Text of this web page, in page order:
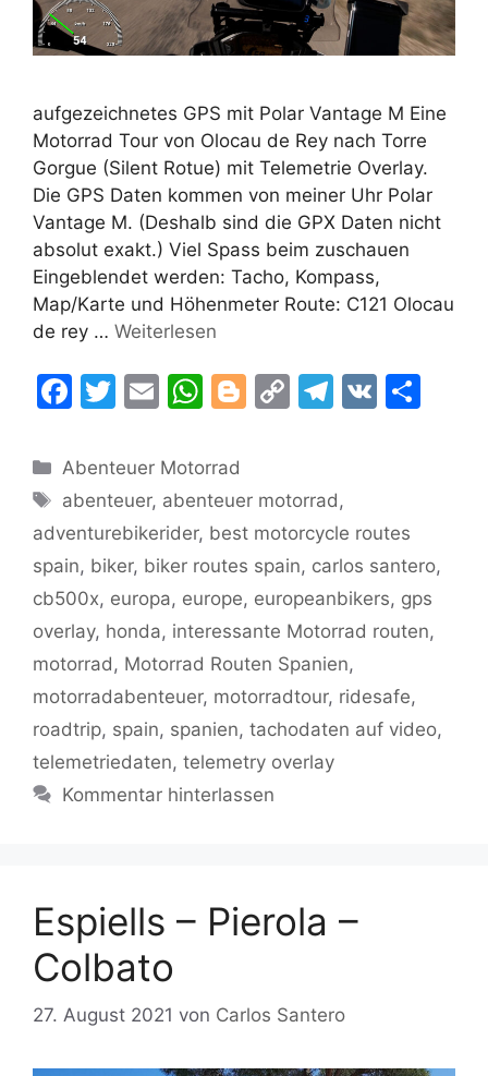
aufgezeichnetes GPS mit Polar Vantage M Eine
Motorrad Tour von Olocau de Rey nach Torre
Gorgue (Silent Rotue) mit Telemetrie Overlay.
Die GPS Daten kommen von meiner Uhr Polar
Vantage M. (Deshalb sind die GPX Daten nicht
absolut exakt.) Viel Spass beim zuschauen
Eingeblendet werden: Tacho, Kompass,
Map/Karte und Höhenmeter Route: C121 Olocau
de rey … Weiterlesen
F
c
e
b
o
o
k
T
itt
er
E
ai
l
W
at
s
A
p
p
Bl
g
er
C
y
Li
n
k
T
gr
a
m
V
Kategorien
Abenteuer Motorrad
Schlagwörter
abenteuer, abenteuer motorrad ,
adventurebikerider, best motorcycle routes
spain, biker, biker routes spain, carlos santero,
cb500x, europa, europe, europeanbikers, gps
overlay, honda, interessante Motorrad routen,
motorrad , Motorrad Routen Spanien,
motorradabenteuer, motorradtour, ridesafe,
roadtrip, spain, spanien, tachodaten auf video,
telemetriedaten, telemetry overlay
Kommentar hinterlassen
Espiells – Pierola –
Colbato
27. August 2021 von Carlos Santero